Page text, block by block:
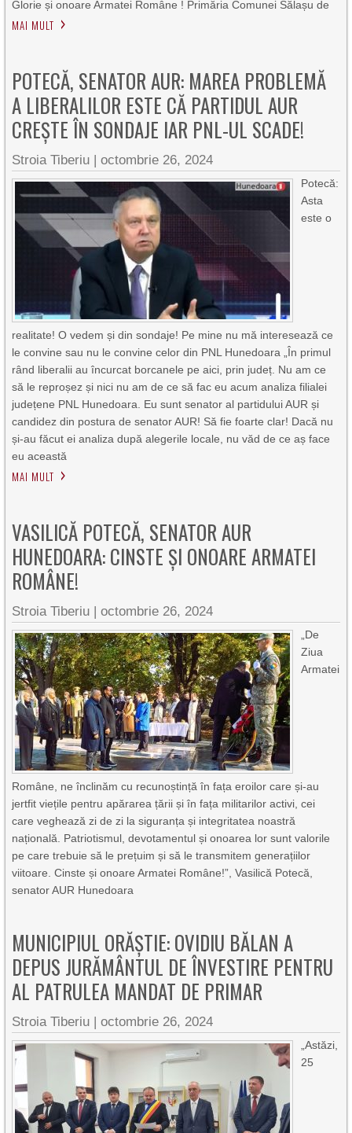
Glorie și onoare Armatei Române ! Primăria Comunei Sălașu de
MAI MULT
POTECĂ, SENATOR AUR: MAREA PROBLEMĂ
A LIBERALILOR ESTE CĂ PARTIDUL AUR
CREȘTE ÎN SONDAJE IAR PNL-UL SCADE!
Stroia Tiberiu |octombrie 26, 2024
Potecă:
Asta
este o
realitate! O vedem și din sondaje! Pe mine nu mă interesează ce
le convine sau nu le convine celor din PNL Hunedoara „În primul
rând liberalii au încurcat borcanele pe aici, prin județ. Nu am ce
să le reproșez și nici nu am de ce să fac eu acum analiza filialei
județene PNL Hunedoara. Eu sunt senator al partidului AUR și
candidez din postura de senator AUR! Să fie foarte clar! Dacă nu
și-au făcut ei analiza după alegerile locale, nu văd de ce aș face
eu această
MAI MULT
VASILICĂ POTECĂ, SENATOR AUR
HUNEDOARA: CINSTE ȘI ONOARE ARMATEI
ROMÂNE!
Stroia Tiberiu |octombrie 26, 2024
„De
Ziua
Armatei
Române, ne înclinăm cu recunoștință în fața eroilor care și-au
jertfit viețile pentru apărarea țării și în fața militarilor activi, cei
care veghează zi de zi la siguranța și integritatea noastră
națională. Patriotismul, devotamentul și onoarea lor sunt valorile
pe care trebuie să le prețuim și să le transmitem generațiilor
viitoare. Cinste și onoare Armatei Române!”, Vasilică Potecă,
senator AUR Hunedoara
MUNICIPIUL ORĂȘTIE: OVIDIU BĂLAN A
DEPUS JURĂMÂNTUL DE ÎNVESTIRE PENTRU
AL PATRULEA MANDAT DE PRIMAR
Stroia Tiberiu |octombrie 26, 2024
„Astăzi,
25